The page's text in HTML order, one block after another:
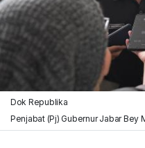
Dok Republika
Penjabat (Pj) Gubernur Jabar Bey